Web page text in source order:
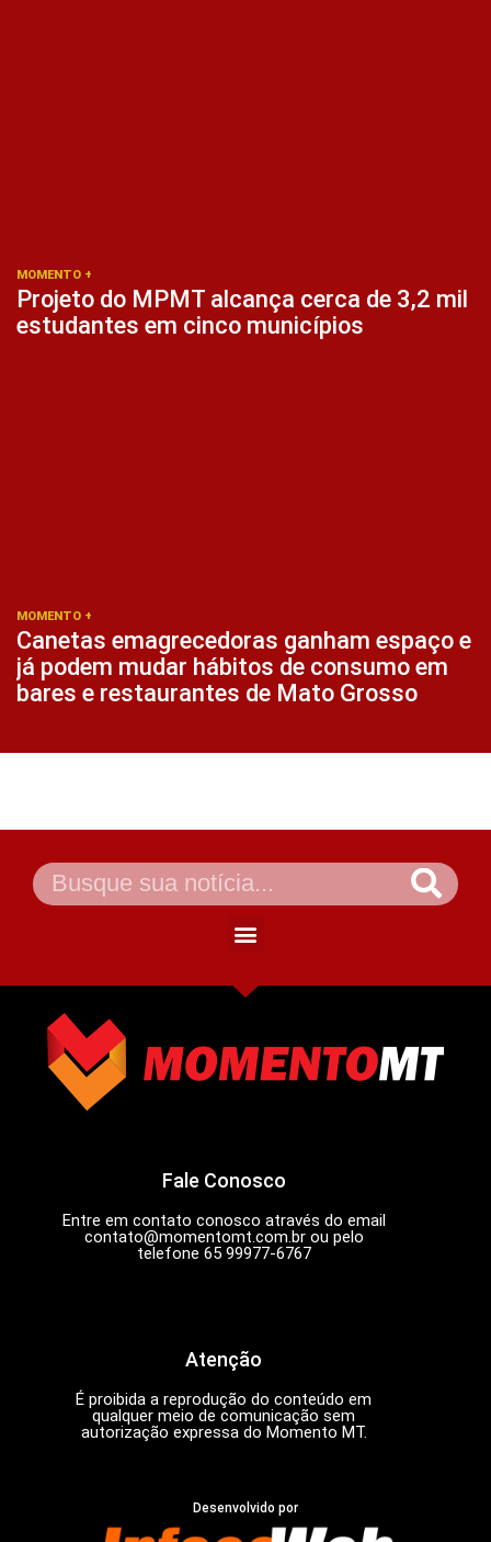
MOMENTO +
Projeto do MPMT alcança cerca de 3,2 mil
estudantes em cinco municípios
MOMENTO +
Canetas emagrecedoras ganham espaço e
já podem mudar hábitos de consumo em
bares e restaurantes de Mato Grosso
Fale Conosco
Entre em contato conosco através do email
contato@momentomt.com.brou pelo
telefone 65 99977-6767
Atenção
É proibida a reprodução do conteúdo em
qualquer meio de comunicação sem
autorização expressa do Momento MT.
Desenvolvido por